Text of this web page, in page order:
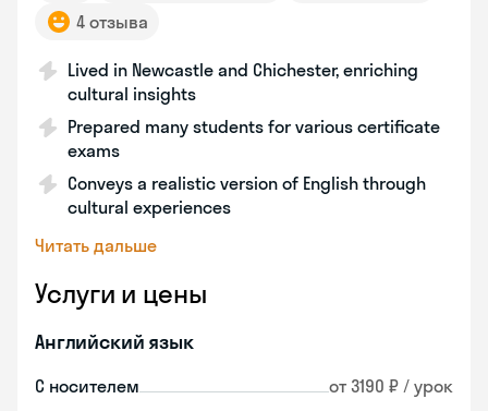
4 отзыва
Lived in Newcastle and Chichester, enriching
cultural insights
Prepared many students for various certificate
exams
Conveys a realistic version of English through
cultural experiences
Читать дальше
Услуги и цены
Английский язык
С носителем от 3190 ₽ / урок